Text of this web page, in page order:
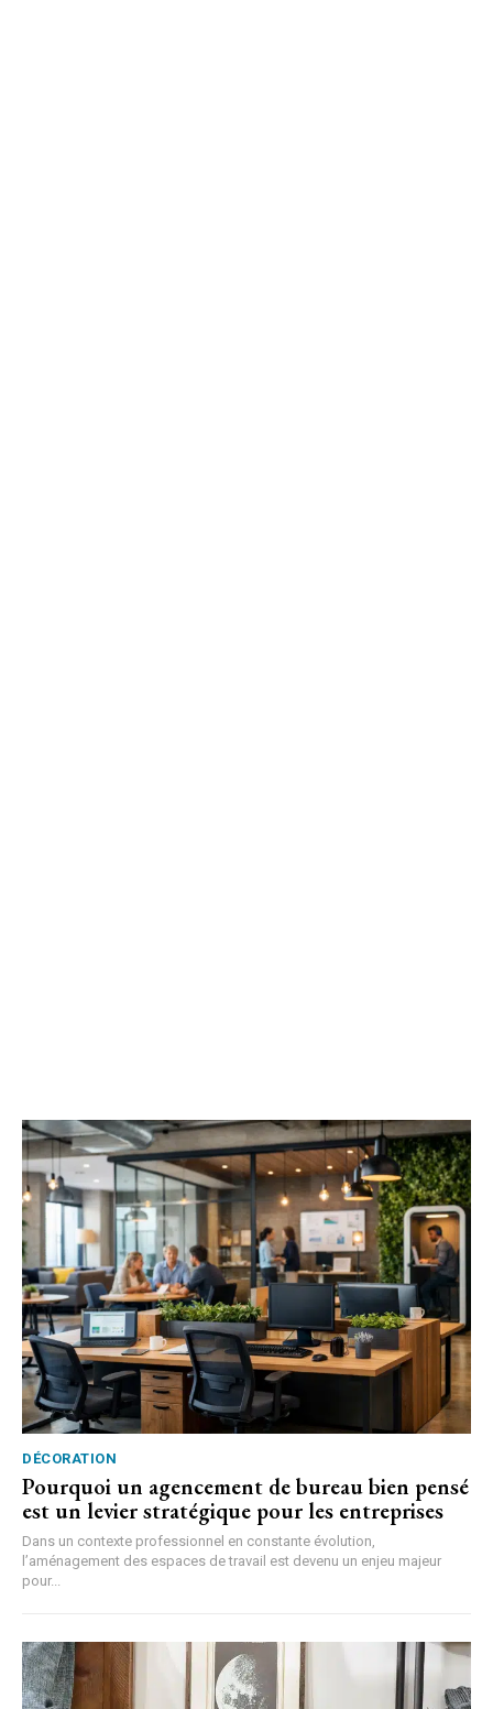
DÉCORATION
Pourquoi un agencement de bureau bien pensé
est un levier stratégique pour les entreprises
Dans un contexte professionnel en constante évolution,
l’aménagement des espaces de travail est devenu un enjeu majeur
pour...